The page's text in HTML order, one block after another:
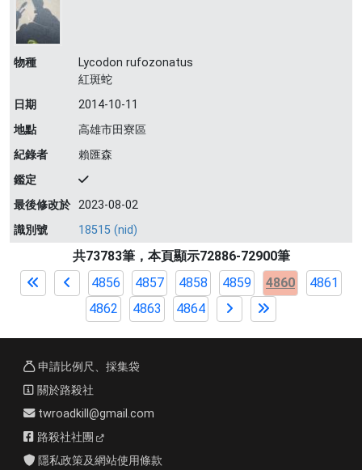
物種
Lycodon rufozonatus
紅斑蛇
日期
2014-10-11
地點
高雄市田寮區
紀錄者
賴匯森
鑑定
最後修改於 2023-08-02
識別號
18515 (nid)
共73783筆，本頁顯示72886-72900筆
4856
4857 4858 4859 4860
4861
4862
4863 4864
申請比例尺、採集袋
關於路殺社
twroadkill@gmail.com
路殺社社團
隱私政策及網站使用條款